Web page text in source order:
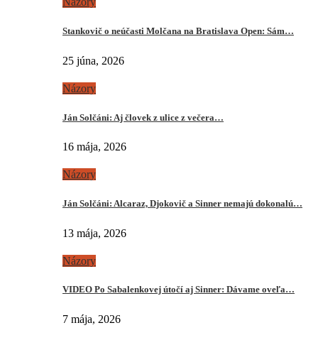
Stankovič o neúčasti Molčana na Bratislava Open: Sám…
25 júna, 2026
Názory
Ján Solčáni: Aj človek z ulice z večera…
16 mája, 2026
Názory
Ján Solčáni: Alcaraz, Djokovič a Sinner nemajú dokonalú…
13 mája, 2026
Názory
VIDEO Po Sabalenkovej útočí aj Sinner: Dávame oveľa…
7 mája, 2026